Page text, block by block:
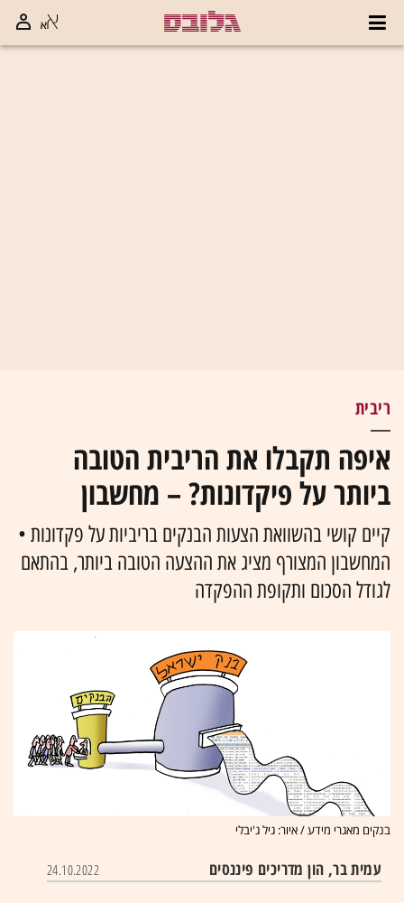
ריבית
איפה תקבלו את הריבית הטובה
ביותר על פיקדונות? – מחשבון
קיים קושי בהשוואת הצעות הבנקים בריביות על פקדונות •
המחשבון המצורף מציג את ההצעה הטובה ביותר, בהתאם
לגודל הסכום ותקופת ההפקדה
בנקים מאגרי מידע / איור: גיל ג'יבלי
עמית בר, הון מדריכים פיננסים 24.10.2022